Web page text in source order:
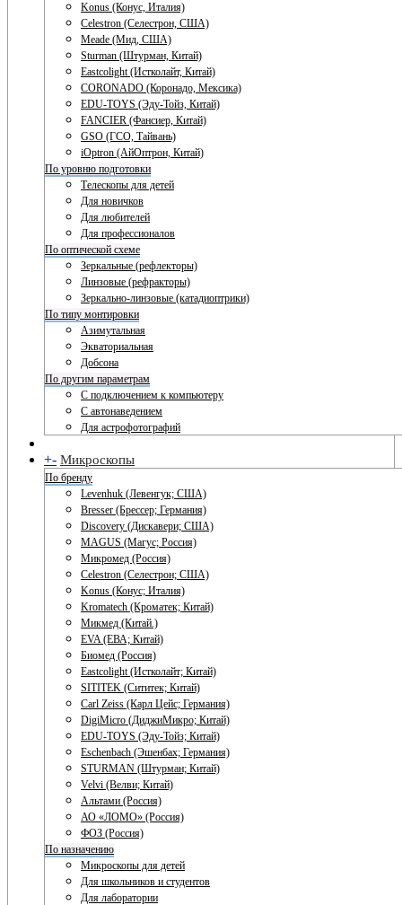
Konus (Конус, Италия)
Celestron (Селестрон, США)
Meade (Мид, США)
Sturman (Штурман, Китай)
Eastcolight (Истколайт, Китай)
CORONADO (Коронадо, Мексика)
EDU-TOYS (Эду-Тойз, Китай)
FANCIER (Фансиер, Китай)
GSO (ГСО, Тайвань)
iOptron (АйОптрон, Китай)
По уровню подготовки
Телескопы для детей
Для новичков
Для любителей
Для профессионалов
По оптической схеме
Зеркальные (рефлекторы)
Линзовые (рефракторы)
Зеркально-линзовые (катадиоптрики)
По типу монтировки
Азимутальная
Экваториальная
Добсона
По другим параметрам
С подключением к компьютеру
С автонаведением
Для астрофотографий
+- Микроскопы
По бренду
Levenhuk (Левенгук; США)
Bresser (Брессер; Германия)
Discovery (Дискавери; США)
MAGUS (Магус; Россия)
Микромед (Россия)
Celestron (Селестрон; США)
Konus (Конус; Италия)
Kromatech (Кроматек; Китай)
Микмед (Китай.)
EVA (ЕВА; Китай)
Биомед (Россия)
Eastcolight (Истколайт; Китай)
SITITEK (Сититек; Китай)
Carl Zeiss (Карл Цейс; Германия)
DigiMicro (ДиджиМикро; Китай)
EDU-TOYS (Эду-Тойз; Китай)
Eschenbach (Эшенбах; Германия)
STURMAN (Штурман; Китай)
Velvi (Велви; Китай)
Альтами (Россия)
АО «ЛОМО» (Россия)
ФОЗ (Россия)
По назначению
Микроскопы для детей
Для школьников и студентов
Для лаборатории